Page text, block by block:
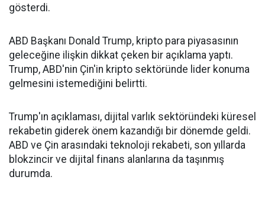
gösterdi.
ABD Başkanı Donald Trump, kripto para piyasasının
geleceğine ilişkin dikkat çeken bir açıklama yaptı.
Trump, ABD'nin Çin'in kripto sektöründe lider konuma
gelmesini istemediğini belirtti.
Trump'ın açıklaması, dijital varlık sektöründeki küresel
rekabetin giderek önem kazandığı bir dönemde geldi.
ABD ve Çin arasındaki teknoloji rekabeti, son yıllarda
blokzincir ve dijital finans alanlarına da taşınmış
durumda.